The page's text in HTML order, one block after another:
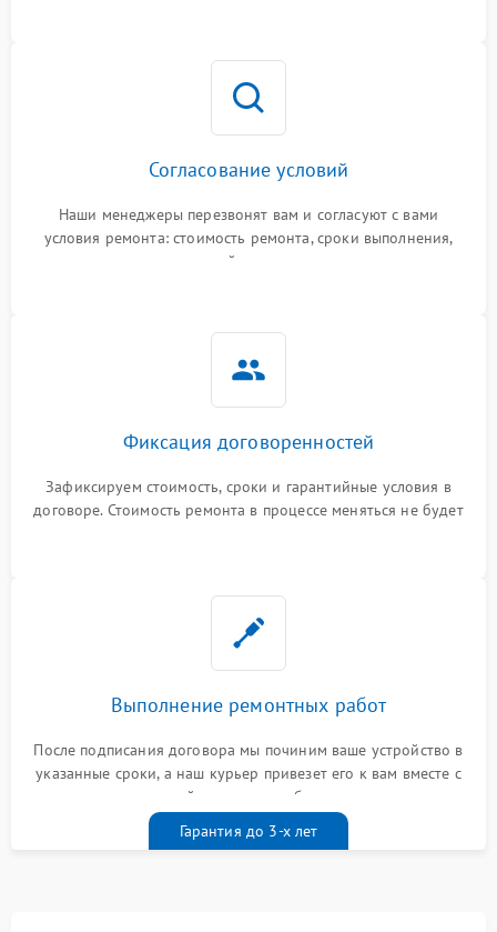
Согласование условий
Наши менеджеры перезвонят вам и согласуют с вами
условия ремонта: стоимость ремонта, сроки выполнения,
гарантийные условия
Фиксация договоренностей
Зафиксируем стоимость, сроки и гарантийные условия в
договоре. Стоимость ремонта в процессе меняться не будет
Выполнение ремонтных работ
После подписания договора мы починим ваше устройство в
указанные сроки, а наш курьер привезет его к вам вместе с
гарантийным талоном бесплатно
Гарантия до 3-х лет